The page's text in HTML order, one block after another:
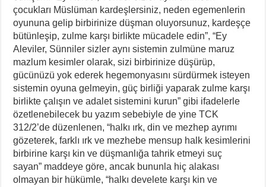
çocukları Müslüman kardeşlersiniz, neden egemenlerin
oyununa gelip birbirinize düşman oluyorsunuz, kardeşçe
bütünleşip, zulme karşı birlikte mücadele edin”, “Ey
Aleviler, Sünniler sizler aynı sistemin zulmüne maruz
mazlum kesimler olarak, sizi birbirinize düşürüp,
gücünüzü yok ederek hegemonyasını sürdürmek isteyen
sistemin oyuna gelmeyin, güç birliği yaparak zulme karşı
birlikte çalışın ve adalet sistemini kurun” gibi ifadelerle
özetlenebilecek bu yazım sebebiyle de yine TCK
312/2’de düzenlenen, “halkı ırk, din ve mezhep ayrımı
gözeterek, farklı ırk ve mezhebe mensup halk kesimlerini
birbirine karşı kin ve düşmanlığa tahrik etmeyi suç
sayan” maddeye göre, ancak bununla hiç alakası
olmayan bir hükümle, “halkı develete karşı kin ve